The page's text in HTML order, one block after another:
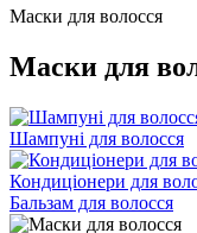
Маски для волосся
Маски для
Шампуні для волосся
Кондиціонери для
Бальзам для волосся